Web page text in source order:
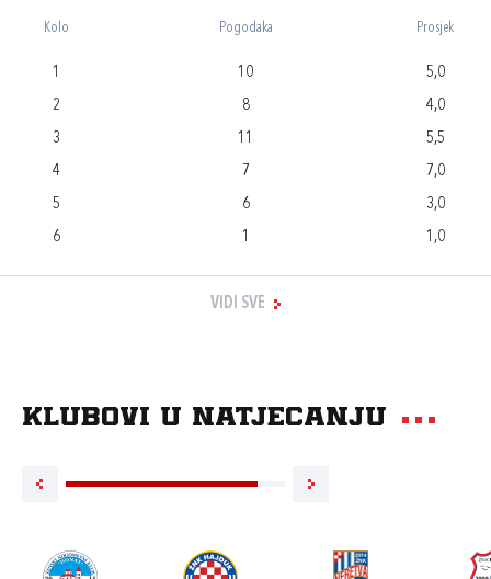
Kolo Pogodaka Prosjek
1 10
5,0
2
8
4,0
3
11
5,5
4
7
7,0
5
6
3,0
6
1 1,0
VIDI SVE
Klubovi u natjecanju